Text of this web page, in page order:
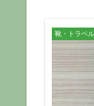
靴・トラベ